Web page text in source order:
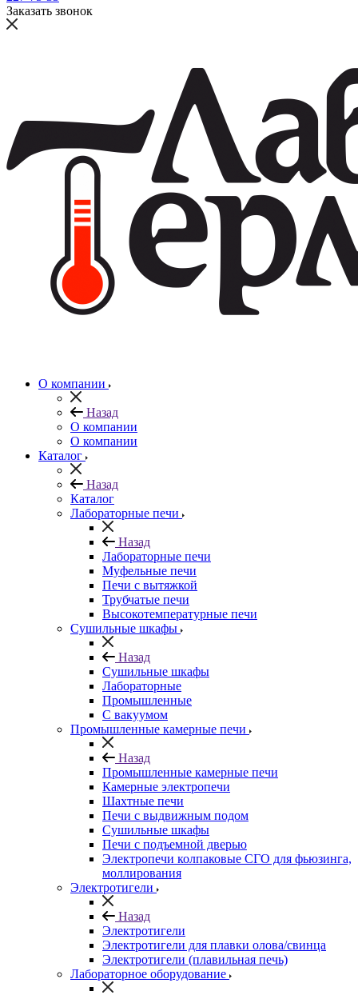
Заказать звонок
О компании
Назад
О компании
О компании
Каталог
Назад
Каталог
Лабораторные печи
Назад
Лабораторные печи
Муфельные печи
Печи с вытяжкой
Трубчатые печи
Высокотемпературные печи
Сушильные шкафы
Назад
Сушильные шкафы
Лабораторные
Промышленные
С вакуумом
Промышленные камерные печи
Назад
Промышленные камерные печи
Камерные электропечи
Шахтные печи
Печи с выдвижным подом
Сушильные шкафы
Печи с подъемной дверью
Электропечи колпаковые СГО для фьюзинга,
моллирования
Электротигели
Назад
Электротигели
Электротигели для плавки олова/свинца
Электротигели (плавильная печь)
Лабораторное оборудование